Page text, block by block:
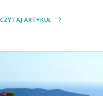
CZYTAJ ARTYKUŁ